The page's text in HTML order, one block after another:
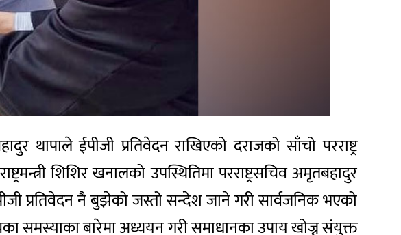
थापाले ईपीजी प्रतिवेदन राखिएको दराजको साँचो परराष्ट्र
शिशिर खनालको उपस्थितिमा परराष्ट्रसचिव अमृतबहादुर
प्रतिवेदन नै बुझेको जस्तो सन्देश जाने गरी सार्वजनिक भएको
समस्याका बारेमा अध्ययन गरी समाधानका उपाय खोज्न संयुक्त